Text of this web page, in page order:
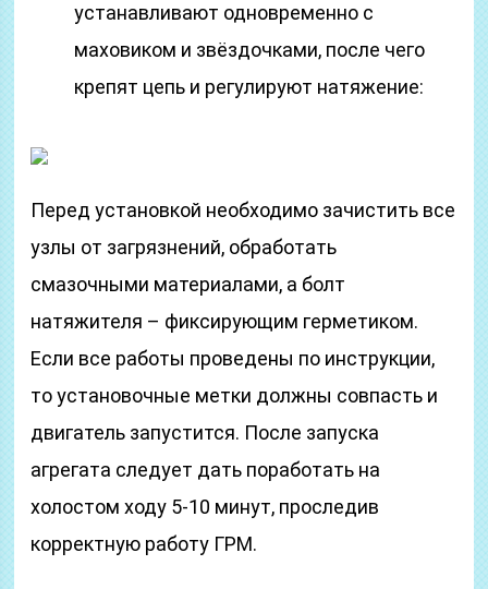
устанавливают одновременно с
маховиком и звёздочками, после чего
крепят цепь и регулируют натяжение:
Перед установкой необходимо зачистить все
узлы от загрязнений, обработать
смазочными материалами, а болт
натяжителя – фиксирующим герметиком.
Если все работы проведены по инструкции,
то установочные метки должны совпасть и
двигатель запустится. После запуска
агрегата следует дать поработать на
холостом ходу 5-10 минут, проследив
корректную работу ГРМ.